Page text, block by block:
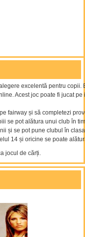
excelentă pentru copii.
Acest joc poate fi jucat pe
fairway și să completezi
se pot alătura unui club în
și se pot pune clubul în
14 și oricine se poate
jocul de cărți.